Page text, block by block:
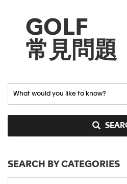
GOLF
常見問題
SEARCH BY CATEGORIES